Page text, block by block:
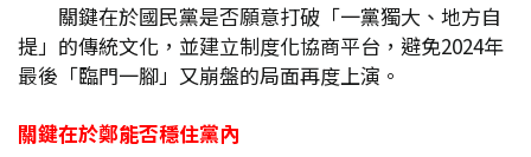
關鍵在於國民黨是否願意打破「一黨獨大、地方自
提」的傳統文化，並建立制度化協商平台，避免2024年
最後「臨門一腳」又崩盤的局面再度上演。
關鍵在於鄭能否穩住黨內